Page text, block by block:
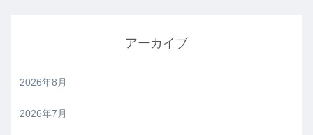
アーカイブ
2026年8月
2026年7月